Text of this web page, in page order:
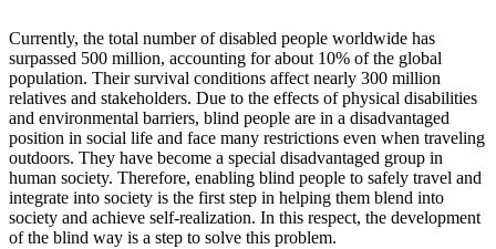
Currently, the total number of disabled people worldwide has
surpassed 500 million, accounting for about 10% of the global
population. Their survival conditions affect nearly 300 million
relatives and stakeholders. Due to the effects of physical disabilities
and environmental barriers, blind people are in a disadvantaged
position in social life and face many restrictions even when traveling
outdoors. They have become a special disadvantaged group in
human society. Therefore, enabling blind people to safely travel and
integrate into society is the first step in helping them blend into
society and achieve self-realization. In this respect, the development
of the blind way is a step to solve this problem.